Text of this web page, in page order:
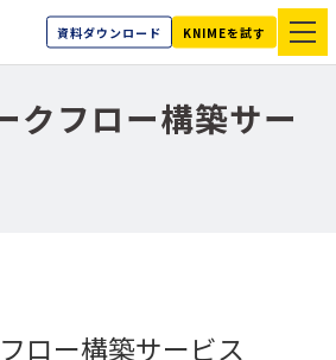
資料ダウンロード KNIMEを試す
クフロー構築サー